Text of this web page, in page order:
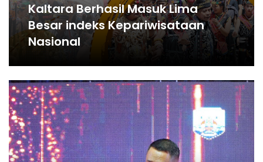
Kaltara Berhasil Masuk Lima
Besar indeks Kepariwisataan
Nasional